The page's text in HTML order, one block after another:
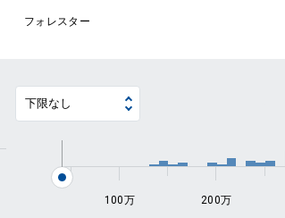
フォレスター
100万 200万